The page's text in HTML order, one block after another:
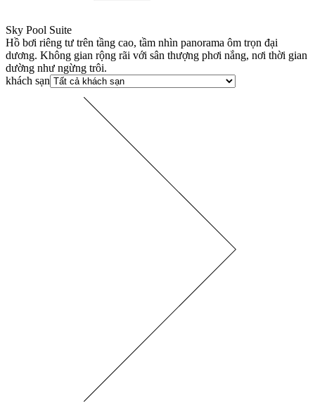
Sky Pool Suite
Hồ bơi riêng tư trên tầng cao, tầm nhìn panorama ôm trọn đại
dương. Không gian rộng rãi với sân thượng phơi nắng, nơi thời gian
dường như ngừng trôi.
khách sạn